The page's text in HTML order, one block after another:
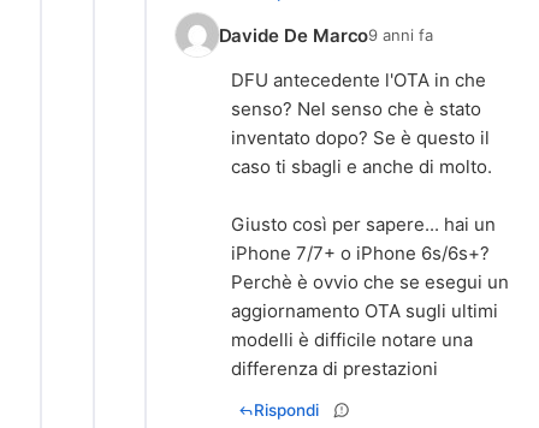
Davide De Marco9 anni fa
DFU antecedente l'OTA in che
senso? Nel senso che è stato
inventato dopo? Se è questo il
caso ti sbagli e anche di molto.
Giusto così per sapere... hai un
iPhone 7/7+ o iPhone 6s/6s+?
Perchè è ovvio che se esegui un
aggiornamento OTA sugli ultimi
modelli è difficile notare una
differenza di prestazioni
Rispondi